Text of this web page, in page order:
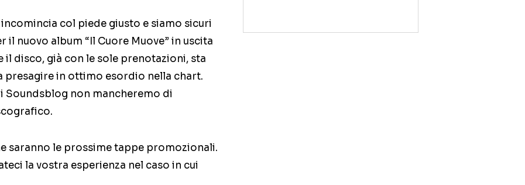
incomincia col piede giusto e siamo sicuri
il nuovo album “Il Cuore Muove” in uscita
il disco, già con le sole prenotazioni, sta
presagire in ottimo esordio nella chart.
Soundsblog non mancheremo di
saranno le prossime tappe promozionali.
la vostra esperienza nel caso in cui